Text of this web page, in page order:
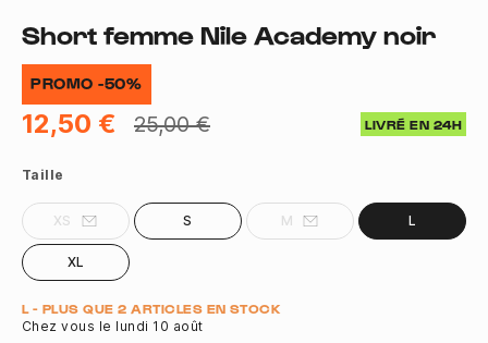
Short femme Nile Academy noir
PROMO -50%
12,50 € 25,00 € LIVRÉ EN 24H
Taille
XS S M L
XL
Quantité
L - PLUS QUE 2 ARTICLES EN STOCK
Chez vous le lundi 10 août